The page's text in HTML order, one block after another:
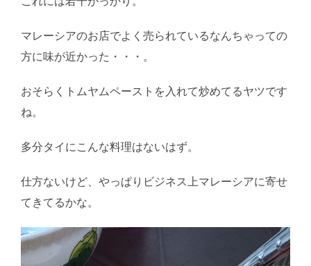
マレーシアのお店でよく売られているなんちゃっての
方に味が近かった・・・。
おそらくトムヤムペーストを入れて炒めてるヤツです
ね。
多分タイにこんな料理はないはず。
仕方ないけど、やっぱりビジネス上マレーシアに寄せ
てきてるかな。